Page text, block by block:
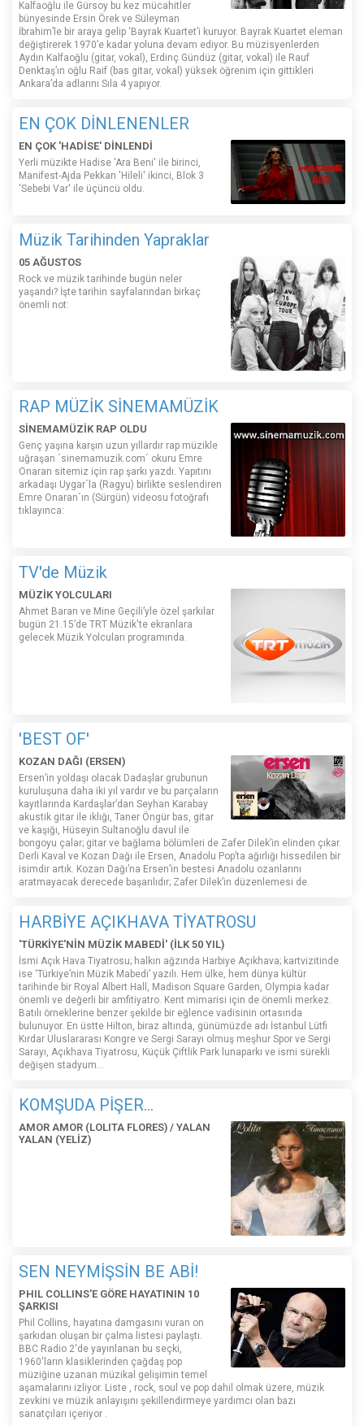
Kalfaoğlu ile Gürsoy bu kez mücahitler
bünyesinde Ersin Örek ve Süleyman
İbrahim’le bir araya gelip ‘Bayrak Kuartet’i kuruyor. Bayrak Kuartet eleman
değiştirerek 1970’e kadar yoluna devam ediyor. Bu müzisyenlerden
Aydın Kalfaoğlu (gitar, vokal), Erdinç Gündüz (gitar, vokal) ile Rauf
Denktaş’ın oğlu Raif (bas gitar, vokal) yüksek öğrenim için gittikleri
Ankara’da adlarını Sıla 4 yapıyor.
EN ÇOK DİNLENENLER
EN ÇOK 'HADİSE' DİNLENDİ
Yerli müzikte Hadise 'Ara Beni' ile birinci,
Manifest-Ajda Pekkan 'Hileli' ikinci, Blok 3
'Sebebi Var' ile üçüncü oldu.
Müzik Tarihinden Yapraklar
05 AĞUSTOS
Rock ve müzik tarihinde bugün neler
yaşandı? İşte tarihin sayfalarından birkaç
önemli not:
RAP MÜZİK SİNEMAMÜZİK
SİNEMAMÜZİK RAP OLDU
Genç yaşına karşın uzun yıllardır rap müzikle
uğraşan ´sinemamuzik.com´ okuru Emre
Onaran sitemiz için rap şarkı yazdı. Yapıtını
arkadaşı Uygar´la (Ragyu) birlikte seslendiren
Emre Onaran´ın (Sürgün) videosu fotoğrafı
tıklayınca:
TV'de Müzik
MÜZİK YOLCULARI
Ahmet Baran ve Mine Geçili’yle özel şarkılar
bugün 21.15’de TRT Müzik'te ekranlara
gelecek Müzik Yolcuları programında.
'BEST OF'
KOZAN DAĞI (ERSEN)
Ersen’in yoldaşı olacak Dadaşlar grubunun
kuruluşuna daha iki yıl vardır ve bu parçaların
kayıtlarında Kardaşlar’dan Seyhan Karabay
akustik gitar ile ıklığı, Taner Öngür bas, gitar
ve kaşığı, Hüseyin Sultanoğlu davul ile
bongoyu çalar; gitar ve bağlama bölümleri de Zafer Dilek’in elinden çıkar.
Derli Kaval ve Kozan Dağı ile Ersen, Anadolu Pop’ta ağırlığı hissedilen bir
isimdir artık. Kozan Dağı’na Ersen’in bestesi Anadolu ozanlarını
aratmayacak derecede başarılıdır; Zafer Dilek’in düzenlemesi de.
HARBİYE AÇIKHAVA TİYATROSU
'TÜRKİYE'NİN MÜZİK MABEDİ' (İLK 50 YIL)
İsmi Açık Hava Tiyatrosu; halkın ağzında Harbiye Açıkhava; kartvizitinde
ise ‘Türkiye’nin Müzik Mabedi’ yazılı. Hem ülke, hem dünya kültür
tarihinde bir Royal Albert Hall, Madison Square Garden, Olympia kadar
önemli ve değerli bir amfitiyatro. Kent mimarisi için de önemli merkez.
Batılı örneklerine benzer şekilde bir eğlence vadisinin ortasında
bulunuyor. En üstte Hilton, biraz altında, günümüzde adı İstanbul Lütfi
Kırdar Uluslararası Kongre ve Sergi Sarayı olmuş meşhur Spor ve Sergi
Sarayı, Açıkhava Tiyatrosu, Küçük Çiftlik Park lunaparkı ve ismi sürekli
değişen stadyum…
KOMŞUDA PİŞER...
AMOR AMOR (LOLITA FLORES) / YALAN
YALAN (YELİZ)
SEN NEYMİŞSİN BE ABİ!
PHIL COLLINS'E GÖRE HAYATININ 10
ŞARKISI
Phil Collins, hayatına damgasını vuran on
şarkıdan oluşan bir çalma listesi paylaştı.
BBC Radio 2'de yayınlanan bu seçki,
1960'ların klasiklerinden çağdaş pop
müziğine uzanan müzikal gelişimin temel
aşamalarını izliyor. Liste , rock, soul ve pop dahil olmak üzere, müzik
zevkini ve müzik anlayışını şekillendirmeye yardımcı olan bazı
sanatçıları içeriyor .